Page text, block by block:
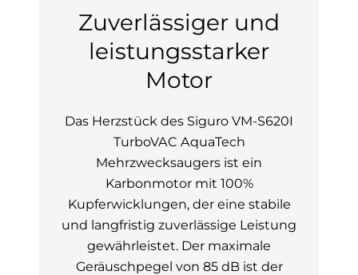
Zuverlässiger und
leistungsstarker
Motor
Das Herzstück des Siguro VM-S620I
TurboVAC AquaTech
Mehrzwecksaugers ist ein
Karbonmotor mit 100%
Kupferwicklungen, der eine stabile
und langfristig zuverlässige Leistung
gewährleistet. Der maximale
Geräuschpegel von 85 dB ist der